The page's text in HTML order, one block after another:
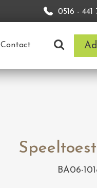
0516 - 441
Contact
BA06-